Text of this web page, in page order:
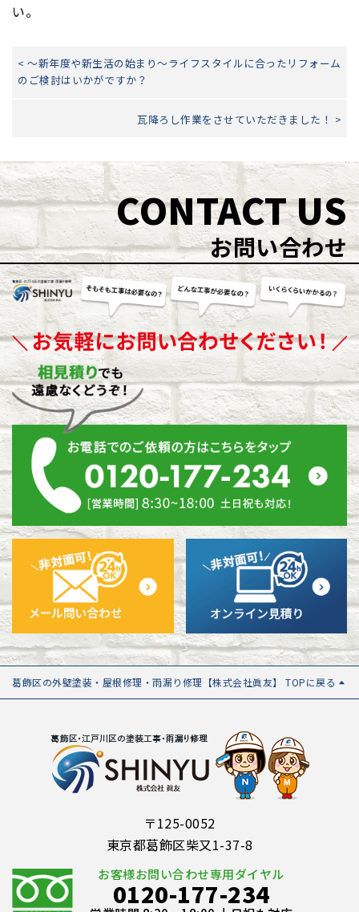
い。
< ～新年度や新生活の始まり～ライフスタイルに合ったリフォーム
のご検討はいかがですか？
瓦降ろし作業をさせていただきました！ >
CONTACT US
お問い合わせ
葛飾区の外壁塗装・屋根修理・雨漏り修理【株式会社眞友】 TOPに戻る
〒125-0052
東京都葛飾区柴又1-37-8
お客様お問い合わせ専用ダイヤル
0120-177-234